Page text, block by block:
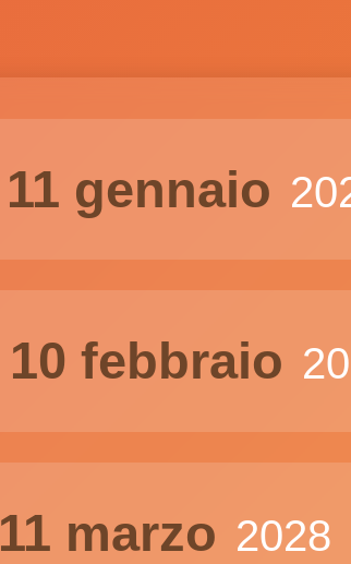
11 gennaio
10 febbraio
11 marzo 2028